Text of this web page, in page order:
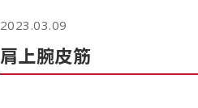
2023.03.09
肩上腕皮筋